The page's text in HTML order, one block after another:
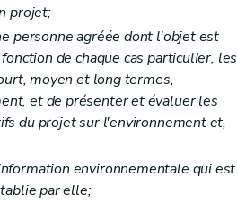
l'enquête publique
projet;
personne agréée dont l'objet est
de chaque cas particulIer, les
moyen et long termes,
et de présenter et évaluer les
du projet sur l'environnement et,
environnementale qui est
par elle;